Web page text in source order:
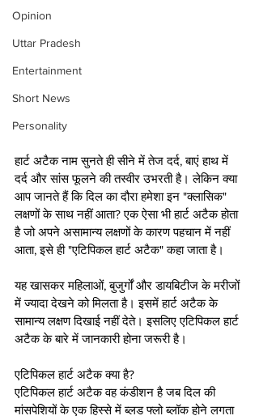
Opinion
Uttar Pradesh
Entertainment
Short News
Personality
हार्ट अटैक नाम सुनते ही सीने में तेज दर्द, बाएं हाथ में
दर्द और सांस फूलने की तस्वीर उभरती है। लेकिन क्या
आप जानते हैं कि दिल का दौरा हमेशा इन "क्लासिक"
लक्षणों के साथ नहीं आता? एक ऐसा भी हार्ट अटैक होता
है जो अपने असामान्य लक्षणों के कारण पहचान में नहीं
आता, इसे ही "एटिपिकल हार्ट अटैक" कहा जाता है।
यह खासकर महिलाओं, बुजुर्गों और डायबिटीज के मरीजों
में ज्यादा देखने को मिलता है। इसमें हार्ट अटैक के
सामान्य लक्षण दिखाई नहीं देते। इसलिए एटिपिकल हार्ट
अटैक के बारे में जानकारी होना जरूरी है।
एटिपिकल हार्ट अटैक क्या है?
एटिपिकल हार्ट अटैक वह कंडीशन है जब दिल की
मांसपेशियों के एक हिस्से में ब्लड फ्लो ब्लॉक होने लगता